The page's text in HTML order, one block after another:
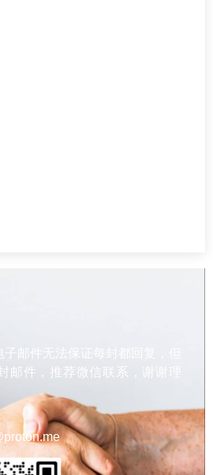
邮件无法保证每封都回复，但
邮件，推荐微信联系，谢谢理